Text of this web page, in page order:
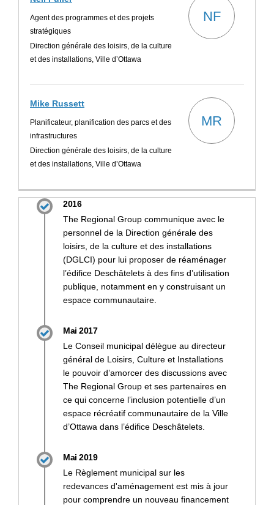
Agent des programmes et des projets
stratégiques
Direction générale des loisirs, de la culture
et des installations, Ville d’Ottawa
NF
Mike Russett
Planificateur, planification des parcs et des
infrastructures
Direction générale des loisirs, de la culture
et des installations, Ville d’Ottawa
MR
2016
The Regional Group communique avec le
personnel de la Direction générale des
loisirs, de la culture et des installations
(DGLCI) pour lui proposer de réaménager
l’édifice Deschâtelets à des fins d’utilisation
publique, notamment en y construisant un
espace communautaire.
Mai 2017
Le Conseil municipal délègue au directeur
général de Loisirs, Culture et Installations
le pouvoir d’amorcer des discussions avec
The Regional Group et ses partenaires en
ce qui concerne l’inclusion potentielle d’un
espace récréatif communautaire de la Ville
d’Ottawa dans l’édifice Deschâtelets.
Mai 2019
Le Règlement municipal sur les
redevances d'aménagement est mis à jour
pour comprendre un nouveau financement